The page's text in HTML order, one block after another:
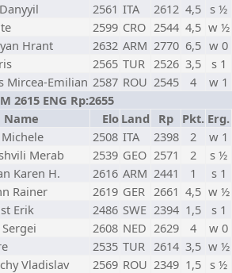
2561 ITA 2612 4,5 s ½
2599 CRO 2544 4,5 w ½
Hrant 2632 ARM 2770 6,5 w 0
2565 TUR 2526 3,5
s 1
Mircea-Emilian 2587 ROU 2545 4
w 1
2615 ENG Rp:2655
Name Elo Land Rp Pkt. Erg.
2508 ITA 2398 2
w 1
Merab 2539 GEO 2571 2
s ½
Karen H. 2616 ARM 2441 1
s 1
Rainer 2619 GER 2661 4,5 w ½
Erik 2486 SWE 2394 1,5
s 1
2608 NED 2629 4
w 0
2535 TUR 2614 3,5 w ½
Vladislav 2569 ROU 2349 1,5 s ½